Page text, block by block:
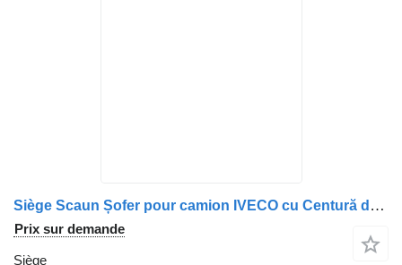
Siège Scaun Șofer pour camion IVECO cu Centură de Siguranță Roșie
Prix sur demande
Siège